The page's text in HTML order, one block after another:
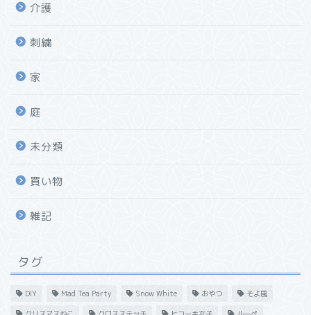
介護
刺繍
家
庭
未分類
買い物
雑記
タグ
DIY Mad Tea Party Snow White おやつ そよ風